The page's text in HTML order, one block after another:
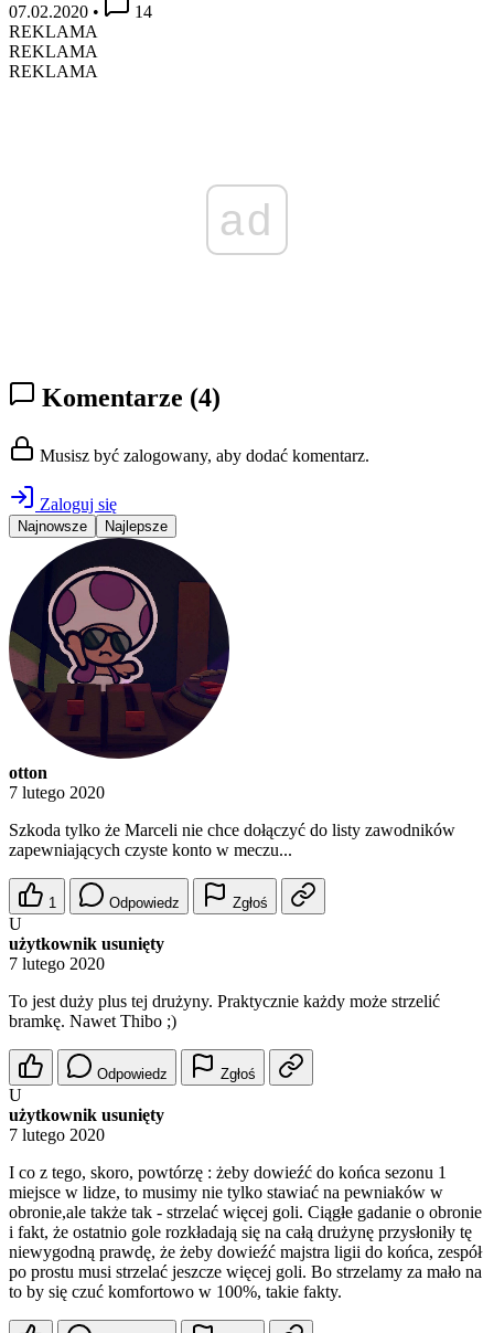
07.02.2020 •
14
REKLAMA
REKLAMA
REKLAMA
ad
Komentarze (4)
Musisz być zalogowany, aby dodać komentarz.
Zaloguj się
Najnowsze Najlepsze
otton
7 lutego 2020
Szkoda tylko że Marceli nie chce dołączyć do listy zawodników
zapewniających czyste konto w meczu...
1 Odpowiedz Zgłoś
U
użytkownik usunięty
7 lutego 2020
To jest duży plus tej drużyny. Praktycznie każdy może strzelić
bramkę. Nawet Thibo ;)
Odpowiedz Zgłoś
U
użytkownik usunięty
7 lutego 2020
I co z tego, skoro, powtórzę : żeby dowieźć do końca sezonu 1
miejsce w lidze, to musimy nie tylko stawiać na pewniaków w
obronie,ale także tak - strzelać więcej goli. Ciągłe gadanie o obronie
i fakt, że ostatnio gole rozkładają się na całą drużynę przysłoniły tę
niewygodną prawdę, że żeby dowieźć majstra ligii do końca, zespół
po prostu musi strzelać jeszcze więcej goli. Bo strzelamy za mało na
to by się czuć komfortowo w 100%, takie fakty.